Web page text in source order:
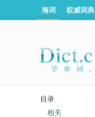
海词 权威词典
目录
相关